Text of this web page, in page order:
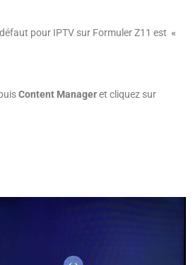
pour IPTV sur Formuler Z11 est «
Content Manageret cliquez sur